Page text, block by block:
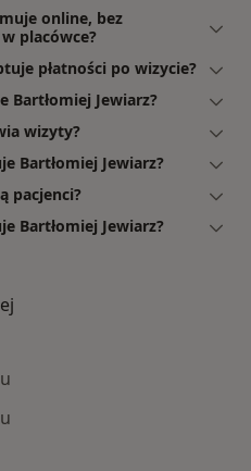
online, bez
placówce?
płatności po wizycie?
Bartłomiej Jewiarz?
wizyty?
Bartłomiej Jewiarz?
pacjenci?
Bartłomiej Jewiarz?